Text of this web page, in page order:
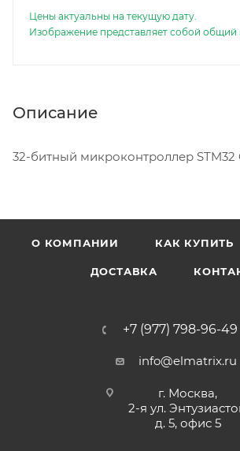
Цены актуальны на текущую дату.
Изображение представляет собой общий
Описание
32-битный микроконтроллер STM32
О КОМПАНИИ КАК КУПИТЬ
ДОСТАВКА
+7 (977) 798-96-49
info@elmatrix.ru
г. Москва,
2-я ул.
д. 5, офис 5